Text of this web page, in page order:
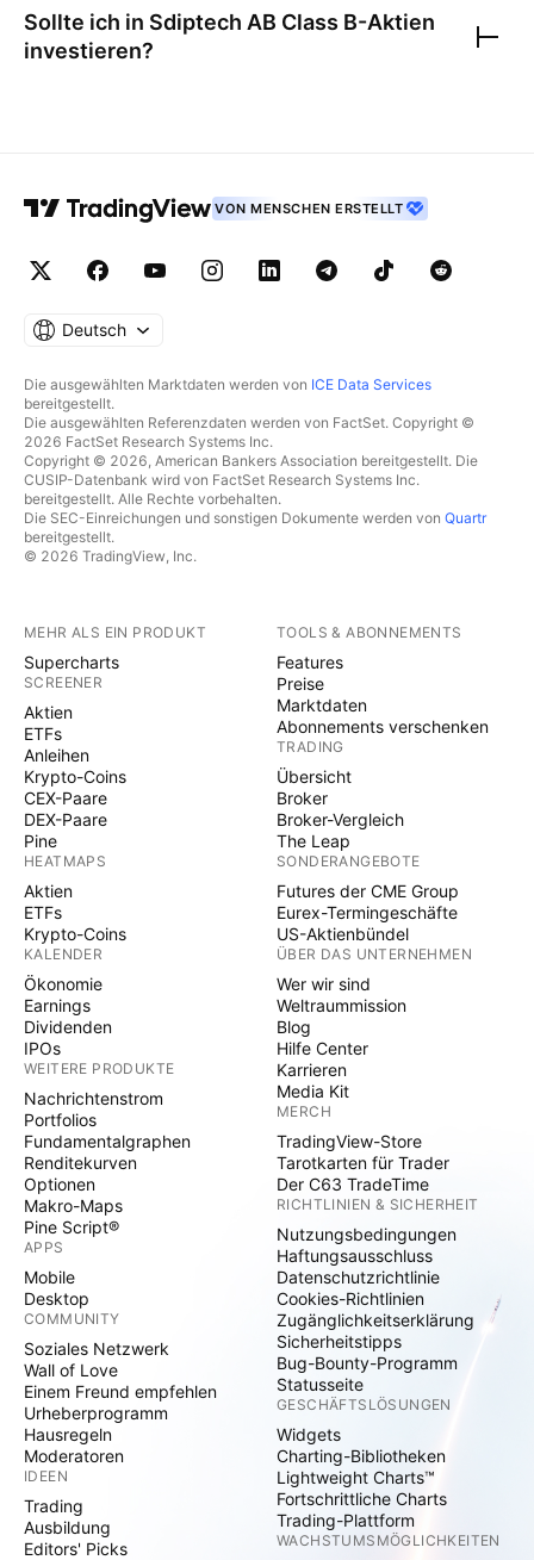
Sollte ich in Sdiptech AB Class B-Aktien
investieren?
VON MENSCHEN ERSTELLT
Deutsch
Die ausgewählten Marktdaten werden von ICE Data Services
bereitgestellt.
Die ausgewählten Referenzdaten werden von FactSet. Copyright ©
2026 FactSet Research Systems Inc.
Copyright © 2026, American Bankers Association bereitgestellt. Die
CUSIP-Datenbank wird von FactSet Research Systems Inc.
bereitgestellt. Alle Rechte vorbehalten.
Die SEC-Einreichungen und sonstigen Dokumente werden von Quartr
bereitgestellt.
© 2026 TradingView, Inc.
MEHR ALS EIN PRODUKT
Supercharts
SCREENER
Aktien
ETFs
Anleihen
Krypto-Coins
CEX-Paare
DEX-Paare
Pine
HEATMAPS
Aktien
ETFs
Krypto-Coins
KALENDER
Ökonomie
Earnings
Dividenden
IPOs
WEITERE PRODUKTE
Nachrichtenstrom
Portfolios
Fundamentalgraphen
Renditekurven
Optionen
Makro-Maps
Pine Script®
APPS
Mobile
Desktop
COMMUNITY
Soziales Netzwerk
Wall of Love
Einem Freund empfehlen
Urheberprogramm
Hausregeln
Moderatoren
IDEEN
Trading
Ausbildung
Editors' Picks
TOOLS & ABONNEMENTS
Features
Preise
Marktdaten
Abonnements verschenken
TRADING
Übersicht
Broker
Broker-Vergleich
The Leap
SONDERANGEBOTE
Futures der CME Group
Eurex-Termingeschäfte
US-Aktienbündel
ÜBER DAS UNTERNEHMEN
Wer wir sind
Weltraummission
Blog
Hilfe Center
Karrieren
Media Kit
MERCH
TradingView-Store
Tarotkarten für Trader
Der C63 TradeTime
RICHTLINIEN & SICHERHEIT
Nutzungsbedingungen
Haftungsausschluss
Datenschutzrichtlinie
Cookies-Richtlinien
Zugänglichkeitserklärung
Sicherheitstipps
Bug-Bounty-Programm
Statusseite
GESCHÄFTSLÖSUNGEN
Widgets
Charting-Bibliotheken
Lightweight Charts™
Fortschrittliche Charts
Trading-Plattform
WACHSTUMSMÖGLICHKEITEN